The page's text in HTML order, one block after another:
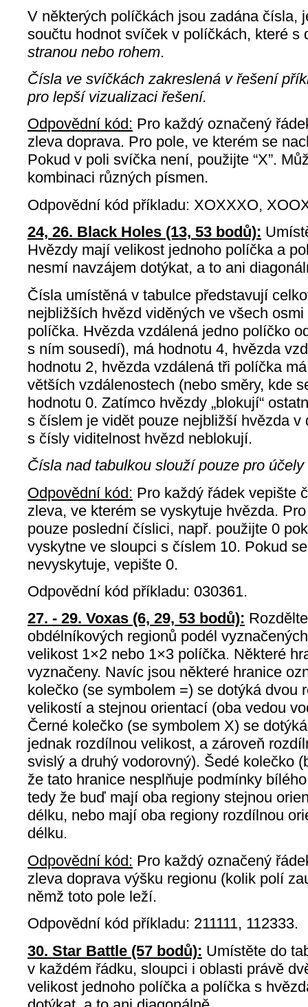
V některých políčkách jsou zadána čísla,
součtu hodnot svíček v políčkách, které s
stranou nebo rohem.
Čísla ve svíčkách zakreslená v řešení
pro lepší vizualizaci řešení.
Odpovědní kód: Pro každý označený
zleva doprava. Pro pole, ve kterém se
Pokud v poli svíčka není, použijte “X”.
kombinaci různých písmen.
Odpovědní kód příkladu: XOXXXO,
24, 26. Black Holes (13, 53 bodů):
Hvězdy mají velikost jednoho políčka a
nesmí navzájem dotýkat, a to ani
Čísla umístěná v tabulce představují
nejbližších hvězd viděných ve všech
políčka. Hvězda vzdálená jedno políčko
s ním sousedí), má hodnotu 4, hvězda
hodnotu 2, hvězda vzdálená tři políčka
větších vzdálenostech (nebo směry, kde
hodnotu 0. Zatímco hvězdy „blokují“
s číslem je vidět pouze nejbližší hvězda v
s čísly viditelnost hvězd neblokují.
Čísla nad tabulkou slouží pouze pro
Odpovědní kód: Pro každý řádek vepište
zleva, ve kterém se vyskytuje hvězda.
pouze poslední číslici, např. použijte 0
vyskytne ve sloupci s číslem 10. Pokud
nevyskytuje, vepište 0.
Odpovědní kód příkladu: 030361.
27. - 29. Voxas (6, 29, 53 bodů):
obdélníkových regionů podél
velikost 1×2 nebo 1×3 políčka. Některé
vyznačeny. Navíc jsou některé hranice
kolečko (se symbolem =) se dotýká dvou
velikostí a stejnou orientací (oba vedou
Černé kolečko (se symbolem X) se
jednak rozdílnou velikost, a zároveň
svislý a druhý vodorovný). Šedé kolečko
že tato hranice nesplňuje podmínky
tedy že buď mají oba regiony stejnou
délku, nebo mají oba regiony rozdílnou
délku.
Odpovědní kód: Pro každý označený
zleva doprava výšku regionu (kolik polí
němž toto pole leží.
Odpovědní kód příkladu: 211111, 112333.
30. Star Battle (57 bodů): Umístěte do
v každém řádku, sloupci i oblasti právě
velikost jednoho políčka a políčka s